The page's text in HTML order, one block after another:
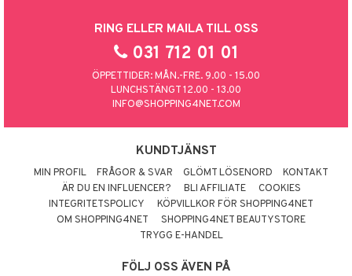
RING ELLER MAILA TILL OSS
031 712 01 01
ÖPPETTIDER: MÅN.-FRE. 9.00 - 15.00
LUNCHSTÄNGT 12.00 - 13.00
INFO@SHOPPING4NET.COM
KUNDTJÄNST
MIN PROFIL FRÅGOR & SVAR GLÖMT LÖSENORD
KONTAKT
ÄR DU EN INFLUENCER?
BLI AFFILIATE
COOKIES
INTEGRITETSPOLICY
KÖPVILLKOR FÖR SHOPPING4NET
OM SHOPPING4NET
SHOPPING4NET BEAUTYSTORE
TRYGG E-HANDEL
FÖLJ OSS ÄVEN PÅ